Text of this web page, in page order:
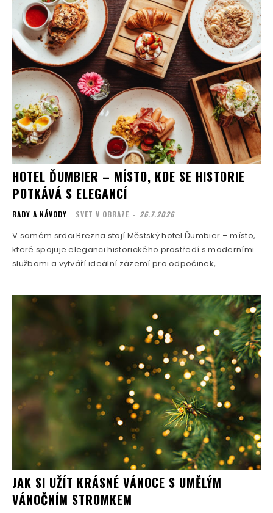
HOTEL ĎUMBIER – MÍSTO, KDE SE HISTORIE
POTKÁVÁ S ELEGANCÍ
RADY A NÁVODY SVET V OBRAZE - 26.7.2026
V samém srdci Brezna stojí Městský hotel Ďumbier – místo,
které spojuje eleganci historického prostředí s moderními
službami a vytváří ideální zázemí pro odpočinek,...
JAK SI UŽÍT KRÁSNÉ VÁNOCE S UMĚLÝM
VÁNOČNÍM STROMKEM